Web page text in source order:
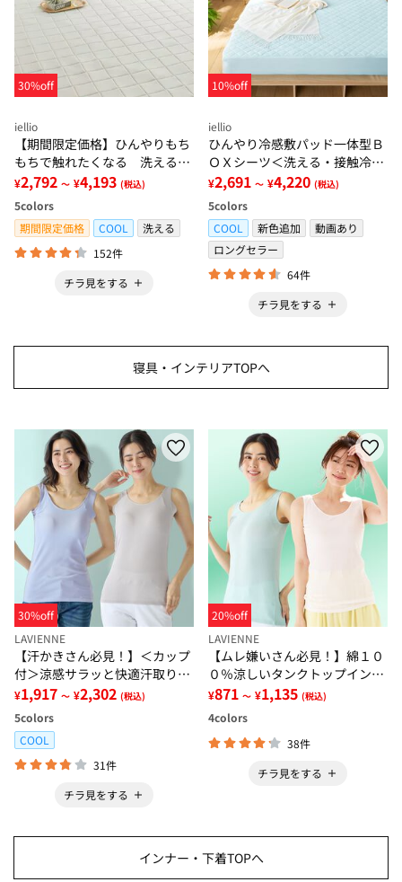
30%off
iellio
【期間限定価格】ひんやりもち
もちで触れたくなる 洗えるラ
グ＜低反発・滑りにくい・接触
冷感・防ダニ・カーペット＞
¥2,792 ～ ¥4,193 (税込)
5colors
期間限定価格
COOL
洗える
152件
チラ見をする
10%off
iellio
ひんやり冷感敷パッド一体型Ｂ
ＯＸシーツ＜洗える・接触冷
感・抗菌防臭・時短・家事楽・
ボックスシーツ・寝苦しさ対策
＞
¥2,691 ～ ¥4,220 (税込)
5colors
COOL
新色追加
動画あり
ロングセラー
64件
チラ見をする
寝具・インテリアTOPへ
30%off
LAVIENNE
【汗かきさん必見！】＜カップ
付＞涼感サラッと快適汗取りタ
ンクトップインナー＜さらりラ
ボ＞
¥1,917 ～ ¥2,302 (税込)
5colors
COOL
31件
チラ見をする
20%off
LAVIENNE
【ムレ嫌いさん必見！】綿１０
０％涼しいタンクトップインナ
ー＜さらりラボ＞
¥871 ～ ¥1,135 (税込)
4colors
38件
チラ見をする
インナー・下着TOPへ